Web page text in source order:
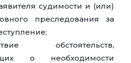
судимости и (или)
преследования за
обстоятельств,
о необходимости